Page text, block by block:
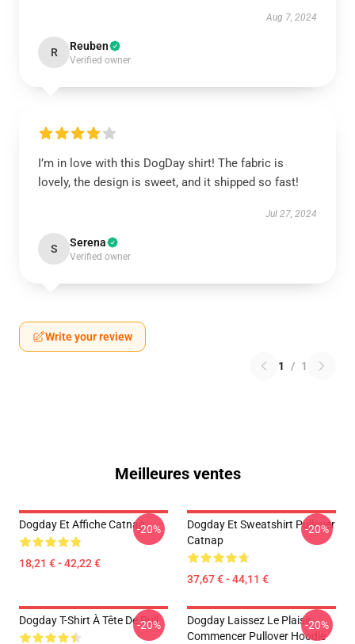
Aug 7, 2024
R Reuben
Verified owner
I’m in love with this DogDay shirt! The fabric is
lovely, the design is sweet, and it shipped so fast!
Jul 27, 2024
S Serena
Verified owner
Write your review
1 / 1
Meilleures ventes
Dogday Et Affiche Catnap
18,21 € - 42,22 €
-20%
Dogday Et Sweatshirt Pullover
Catnap
37,67 € - 44,11 €
-20%
Dogday T-Shirt À Tête De Pull
-20%
Dogday Laissez Le Plaisir
Commencer Pullover Hoodie
-20%